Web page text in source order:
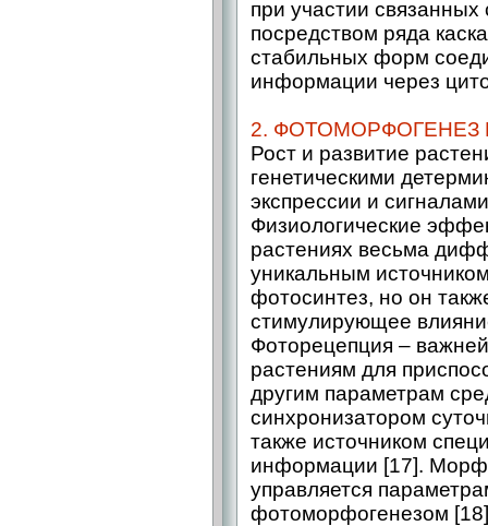
при участии
посредством ряда
стабильных форм
информации через
2. ФОТОМОРФОГЕНЕЗ
Рост и развитие
генетическими
экспрессии и
Физиологические
растениях весьма
уникальным
фотосинтез, но он
стимулирующее
Фоторецепция –
растениям для
другим параметрам
синхронизатором
также источником
информации [17].
управляется
фотоморфогенезом